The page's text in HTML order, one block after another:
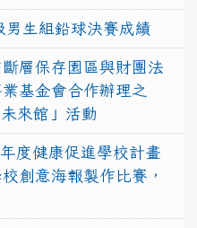
生組鉛球決賽成績
層保存園區與財團法
基金會合作辦理之
來館」活動
度健康促進學校計畫
創意海報製作比賽，